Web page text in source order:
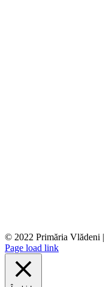
© 2022 Primăria Vlădeni |
Page load link